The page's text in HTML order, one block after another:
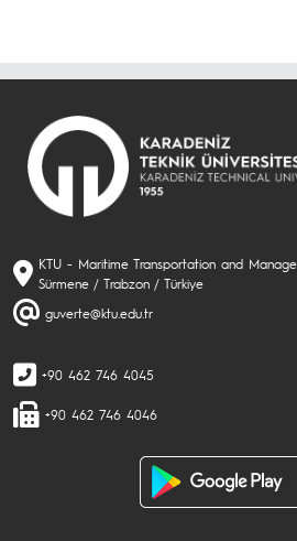
KTU - Maritime Transportation and
Sürmene / Trabzon / Türkiye
guverte@ktu.edu.tr
+90 462 746 4045
+90 462 746 4046